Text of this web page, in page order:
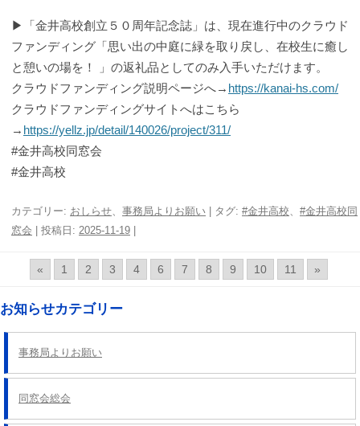
▶「金井高校創立５０周年記念誌」は、現在進行中のクラウド
ファンディング「思い出の中庭に緑を取り戻し、在校生に癒し
と憩いの場を！ 」の返礼品としてのみ入手いただけます。
クラウドファンディング説明ページへ→ https://kanai-hs.com/
クラウドファンディングサイトへはこちら
→ https://yellz.jp/detail/140026/project/311/
#金井高校同窓会
#金井高校
カテゴリー: おしらせ 事務局よりお願い | タグ: #金井高校
#金井高校同
窓会 | 投稿日: 2025-11-19 |
« 1 2 3 4 6 7 8 9 10 11 »
お知らせカテゴリー
事務局よりお願い
同窓会総会